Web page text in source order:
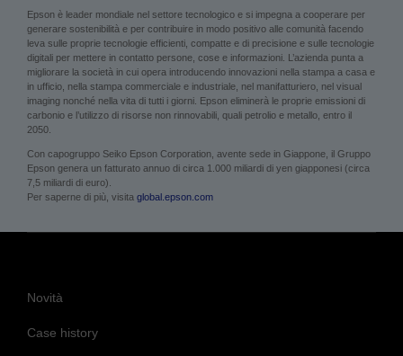
Epson è leader mondiale nel settore tecnologico e si impegna a cooperare per
generare sostenibilità e per contribuire in modo positivo alle comunità facendo
leva sulle proprie tecnologie efficienti, compatte e di precisione e sulle tecnologie
digitali per mettere in contatto persone, cose e informazioni. L’azienda punta a
migliorare la società in cui opera introducendo innovazioni nella stampa a casa e
in ufficio, nella stampa commerciale e industriale, nel manifatturiero, nel visual
imaging nonché nella vita di tutti i giorni. Epson eliminerà le proprie emissioni di
carbonio e l’utilizzo di risorse non rinnovabili, quali petrolio e metallo, entro il
2050.
Con capogruppo Seiko Epson Corporation, avente sede in Giappone, il Gruppo
Epson genera un fatturato annuo di circa 1.000 miliardi di yen giapponesi (circa
7,5 miliardi di euro).
Per saperne di più, visita global.epson.com
Novità
Case history